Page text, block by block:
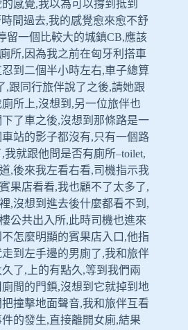
感覺,我以為可以撐到抵到
間過去,我的感覺愈來愈不舒
留一個比較大的城鎮CB,應該
所,因為我之前在匈牙利搭車
到二個半小時左右,車子總算
,跟同行旅伴說了之後,請她跟
所上,沒想到,另一位旅伴也
了車之後,沒想到那條路是一
站的影子都沒有,只有一個路
就跟他問是否有廁所–toilet,
,後來我左看右看,司機指示我
果店看看,我也顧不了太多了,
,沒想到進去後什麼都看不到,
公共出入所,此時司機也進來
怎麼明顯的賓果店入口,他指
到左手邊的男廁了,我和旅伴
了,上的有點久,等到我們兩
間的門鎖,沒想到它就掉到地
把撞擊地面聲音,我和旅伴互看
的發生,直接離開女廁,結果